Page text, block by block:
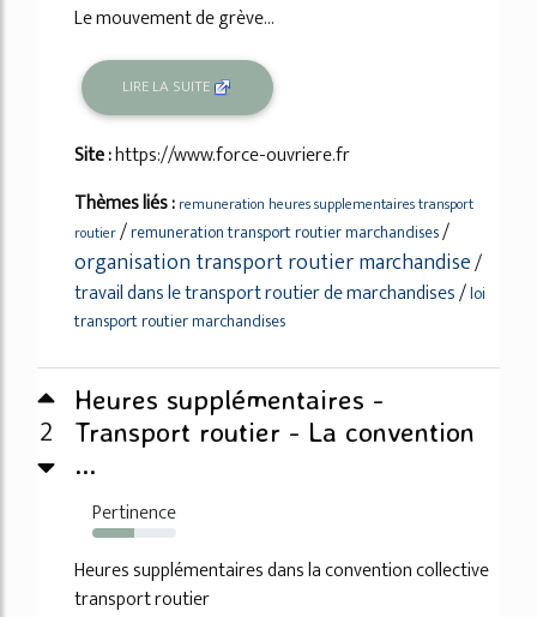
Le mouvement de grève...
LIRE LA SUITE
Site :https://www.force-ouvriere.fr
Thèmes liés : remuneration heures supplementaires transport
routier/remuneration transport routier marchandises/
organisation transport routier marchandise/
travail dans le transport routier de marchandises/loi
transport routier marchandises
2
Heures supplémentaires -
Transport routier - La convention
...
Pertinence
50%
Heures supplémentaires dans la convention collective
transport routier